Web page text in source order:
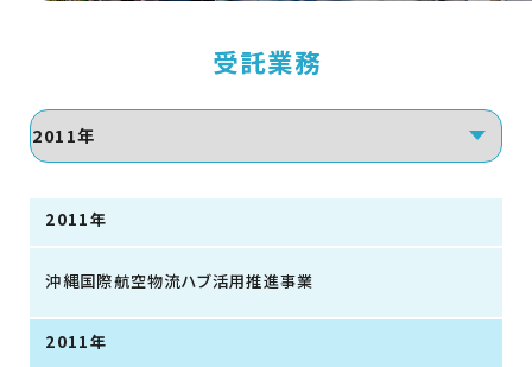
受託業務
2011年
沖縄国際航空物流ハブ活用推進事業
2011年